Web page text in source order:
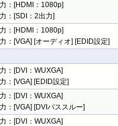
：[HDMI：1080p]
：[SDI：2出力]
：[HDMI：1080p]
：[VGA] [オーディオ] [EDID設定]
：[DVI：WUXGA]
：[VGA] [EDID設定]
：[DVI：WUXGA]
：[VGA] [DVIパススルー]
：[DVI：WUXGA]